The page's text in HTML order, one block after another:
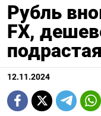
Рубль
FX,
12.11.2024